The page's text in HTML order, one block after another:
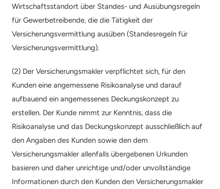
Wirtschaftsstandort über Standes- und Ausübungsregeln
für Gewerbetreibende, die die Tätigkeit der
Versicherungsvermittlung ausüben (Standesregeln für
Versicherungsvermittlung).
(2) Der Versicherungsmakler verpflichtet sich, für den
Kunden eine angemessene Risikoanalyse und darauf
aufbauend ein angemessenes Deckungskonzept zu
erstellen. Der Kunde nimmt zur Kenntnis, dass die
Risikoanalyse und das Deckungskonzept ausschließlich auf
den Angaben des Kunden sowie den dem
Versicherungsmakler allenfalls übergebenen Urkunden
basieren und daher unrichtige und/oder unvollständige
Informationen durch den Kunden den Versicherungsmakler